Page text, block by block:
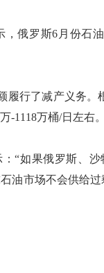
罗斯6月份石油
行了减产义务。
-1118万桶/日左右。
“如果俄罗斯、沙
油市场不会供给